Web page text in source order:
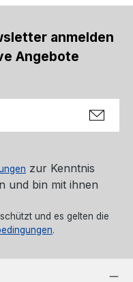
anmelden
Angebote
zur Kenntnis
und bin mit ihnen
und es gelten die
.